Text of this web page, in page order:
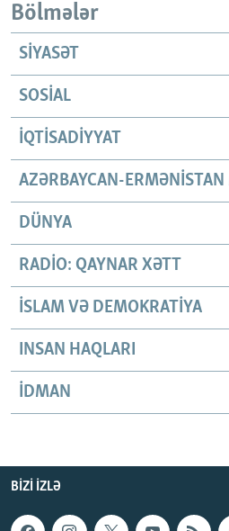
Bölmələr
SIYASƏT
SOSIAL
İQTISADIYYAT
AZƏRBAYCAN-
DÜNYA
RADIO: QAYNAR XƏTT
İSLAM VƏ DEMOKRATIYA
INSAN HAQLARI
İDMAN
BIZI IZLƏ